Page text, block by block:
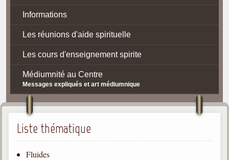
Informations
Les réunions d'aide spirituelle
Les cours d'enseignement spirite
Médiumnité au Centre
Messages expliqués et art médiumnique
Contact / Accès
Plan d'accès
La doctrine Spirite
Liste thématique
Fluides